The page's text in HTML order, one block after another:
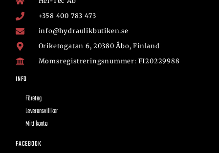
+358 400 783 473
info@hydraulikbutiken.se
Oriketogatan 6, 20380 Åbo, Finland
Momsregistreringsnummer: FI20229988
INFO
Företag
Leveransvillkor
Mitt konto
FACEBOOK